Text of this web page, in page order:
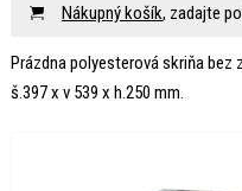
Nákupný košík, zadajte
Prázdna polyesterová skriňa
š.397 x v 539 x h.250 mm.